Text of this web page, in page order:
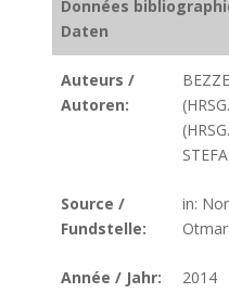
Données
Daten
Auteurs /
Autoren:
Source /
Fundstelle:
in:
Année / Jahr: 2014